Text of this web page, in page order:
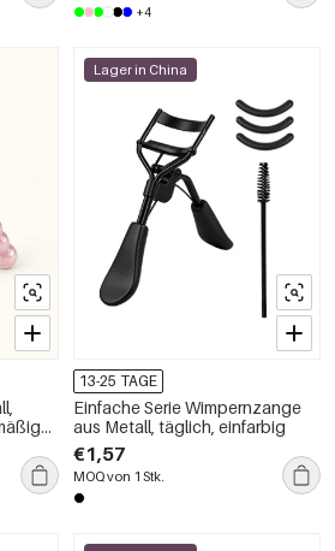
+4
Lager in China
13-25 TAGE
Einfache Serie Wimpernzange
aus Metall, täglich, einfarbig
€1,57
MOQ von 1 Stk.